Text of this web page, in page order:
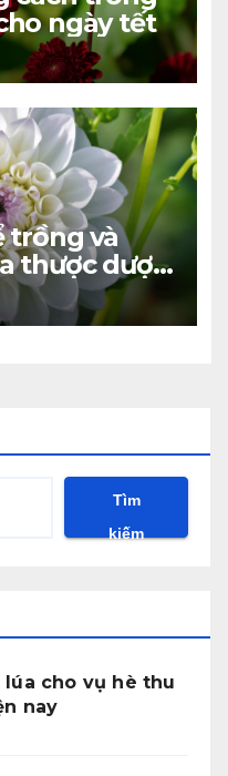
ngày tết
trồng và
thược dược
Tìm
kiếm
cho vụ hè thu
nay